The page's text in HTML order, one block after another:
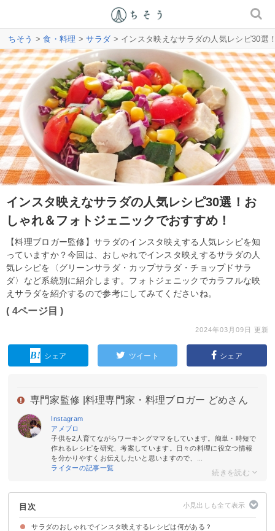
ちそう >食・料理 >サラダ > インスタ映えなサラダの人気レシピ30選
インスタ映えなサラダの人気レシピ30選！お
しゃれ＆フォトジェニックでおすすめ！
【料理ブロガー監修】サラダのインスタ映えする人気レシピを知
っていますか？今回は、おしゃれでインスタ映えするサラダの人
気レシピを〈グリーンサラダ・カップサラダ・チョップドサラ
ダ〉など系統別に紹介します。フォトジェニックでカラフルな映
えサラダを紹介するので参考にしてみてくださいね。
( 4ページ目 )
2024年03月09日 更新
シェア ツイート シェア
専門家監修 | 料理専門家・料理ブロガー どめさん
Instagram
アメブロ
子供を2人育てながらワーキングママをしています。簡単・時短で
作れるレシピを研究、考案しています。日々の料理に役立つ情報
を分かりやすくお伝えしたいと思いますので、...
ライターの記事一覧
目次
サラダのおしゃれでインスタ映えするレシピは何がある？